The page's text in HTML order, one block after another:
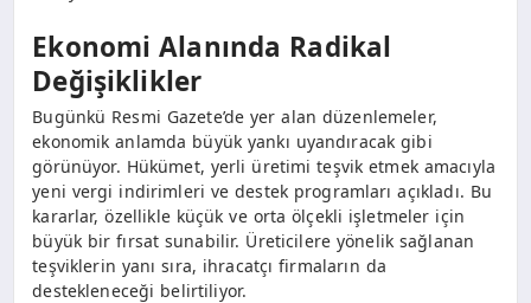
Ekonomi Alanında Radikal
Değişiklikler
Bugünkü Resmi Gazete’de yer alan düzenlemeler,
ekonomik anlamda büyük yankı uyandıracak gibi
görünüyor. Hükümet, yerli üretimi teşvik etmek amacıyla
yeni vergi indirimleri ve destek programları açıkladı. Bu
kararlar, özellikle küçük ve orta ölçekli işletmeler için
büyük bir fırsat sunabilir. Üreticilere yönelik sağlanan
teşviklerin yanı sıra, ihracatçı firmaların da
destekleneceği belirtiliyor.